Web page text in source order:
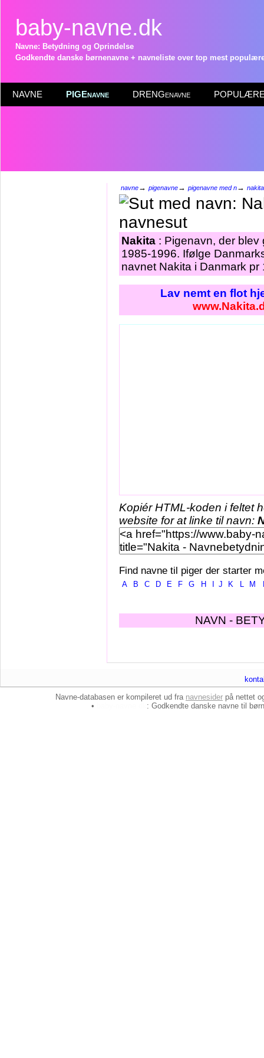
baby-navne.dk
Navne: Betydning og Oprindelse
Godkendte danske børnenavne + navneliste over top mest
NAVNE PIGEnavne DRENGenavne POPULÆRE
navne→ pigenavne→ pigenavne med n→ nakita
Nakita : Pigenavn, der blev
1985-1996. Ifølge
navnet Nakita i Danmark pr
Lav nemt en flot
Kopiér HTML-koden i feltet
website for at linke til navn:
Find navne til piger der starter
A B C D E F G H J K L M
NAVN -
Navne-databasen er kompileret ud fra navnesider på nettet
•
: Godkendte danske navne til børn